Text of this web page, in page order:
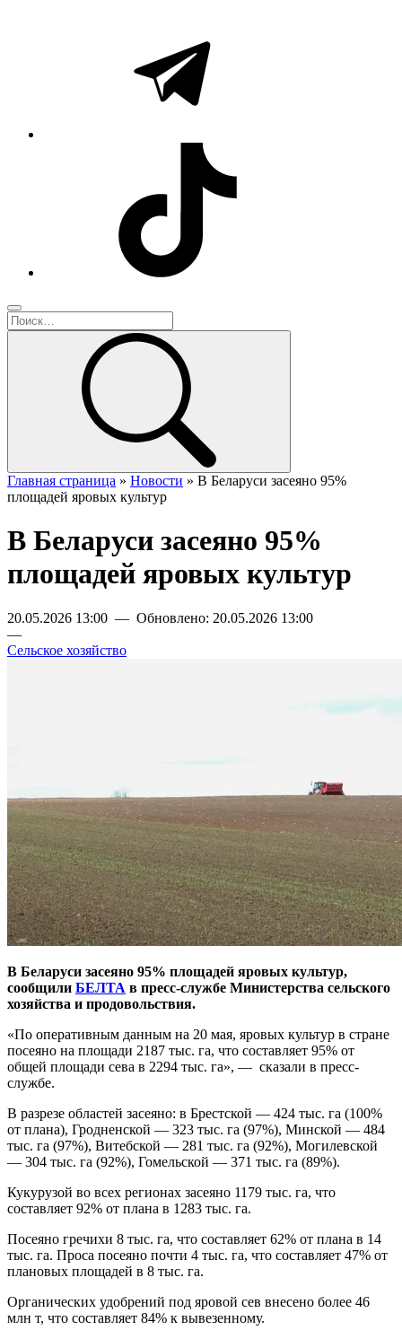
Главная страница » Новости » В Беларуси засеяно 95%
площадей яровых культур
В Беларуси засеяно 95%
площадей яровых культур
20.05.2026 13:00 — Обновлено: 20.05.2026 13:00
—
Сельское хозяйство
В Беларуси засеяно 95% площадей яровых культур,
сообщили БЕЛТА в пресс-службе Министерства сельского
хозяйства и продовольствия.
«По оперативным данным на 20 мая, яровых культур в стране
посеяно на площади 2187 тыс. га, что составляет 95% от
общей площади сева в 2294 тыс. га», — сказали в пресс-
службе.
В разрезе областей засеяно: в Брестской — 424 тыс. га (100%
от плана), Гродненской — 323 тыс. га (97%), Минской — 484
тыс. га (97%), Витебской — 281 тыс. га (92%), Могилевской
— 304 тыс. га (92%), Гомельской — 371 тыс. га (89%).
Кукурузой во всех регионах засеяно 1179 тыс. га, что
составляет 92% от плана в 1283 тыс. га.
Посеяно гречихи 8 тыс. га, что составляет 62% от плана в 14
тыс. га. Проса посеяно почти 4 тыс. га, что составляет 47% от
плановых площадей в 8 тыс. га.
Органических удобрений под яровой сев внесено более 46
млн т, что составляет 84% к вывезенному.